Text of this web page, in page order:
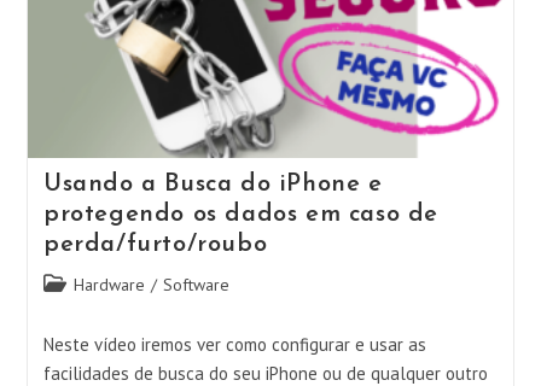
Dados
Em
Caso
De
Perda/furto/roubo
Usando a Busca do iPhone e
protegendo os dados em caso de
perda/furto/roubo
Categoria
post:
Hardware / Software
Neste vídeo iremos ver como configurar e usar as
facilidades de busca do seu iPhone ou de qualquer outro